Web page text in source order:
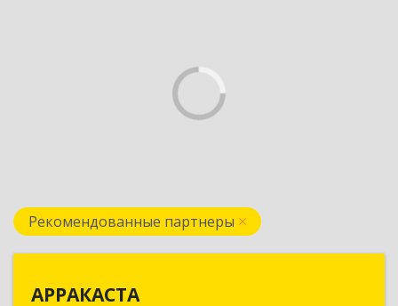
Рекомендованные партнеры
АРРАКАСТА